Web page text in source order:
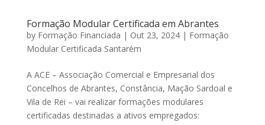
Formação Modular Certificada em Abrantes
by Formação Financiada | Out 23, 2024| Formação
Modular Certificada Santarém
A ACE – Associação Comercial e Empresarial dos
Concelhos de Abrantes, Constância, Mação Sardoal e
Vila de Rei – vai realizar formações modulares
certificadas destinadas a ativos empregados: